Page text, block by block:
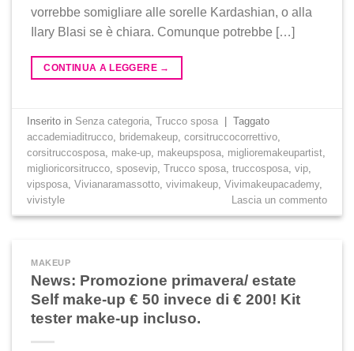
vorrebbe somigliare alle sorelle Kardashian, o alla
Ilary Blasi se è chiara. Comunque potrebbe […]
CONTINUA A LEGGERE →
Inserito in Senza categoria ,Trucco sposa
Taggato
accademiaditrucco
bridemakeup ,corsitruccocorrettivo
corsitruccosposa make-up makeupsposa miglioremakeupartist
miglioricorsitrucco ,sposevip ,Trucco sposa ,truccosposa ,vip
vipsposa ,Vivianaramassotto ,vivimakeup ,Vivimakeupacademy,
vivistyle
Lascia un commento
MAKEUP
News: Promozione primavera/ estate
Self make-up € 50 invece di € 200! Kit
tester make-up incluso.